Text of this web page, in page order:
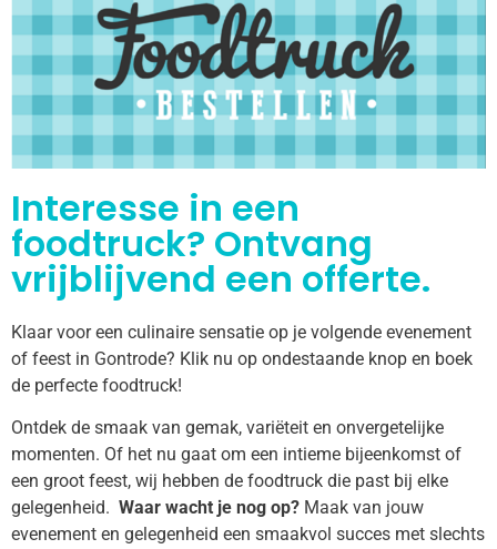
Interesse in een
foodtruck? Ontvang
vrijblijvend een offerte.
Klaar voor een culinaire sensatie op je volgende evenement
of feest in Gontrode? Klik nu op ondestaande knop en boek
de perfecte foodtruck!
Ontdek de smaak van gemak, variëteit en onvergetelijke
momenten. Of het nu gaat om een intieme bijeenkomst of
een groot feest, wij hebben de foodtruck die past bij elke
gelegenheid. Waar wacht je nog op? Maak van jouw
evenement en gelegenheid een smaakvol succes met slechts